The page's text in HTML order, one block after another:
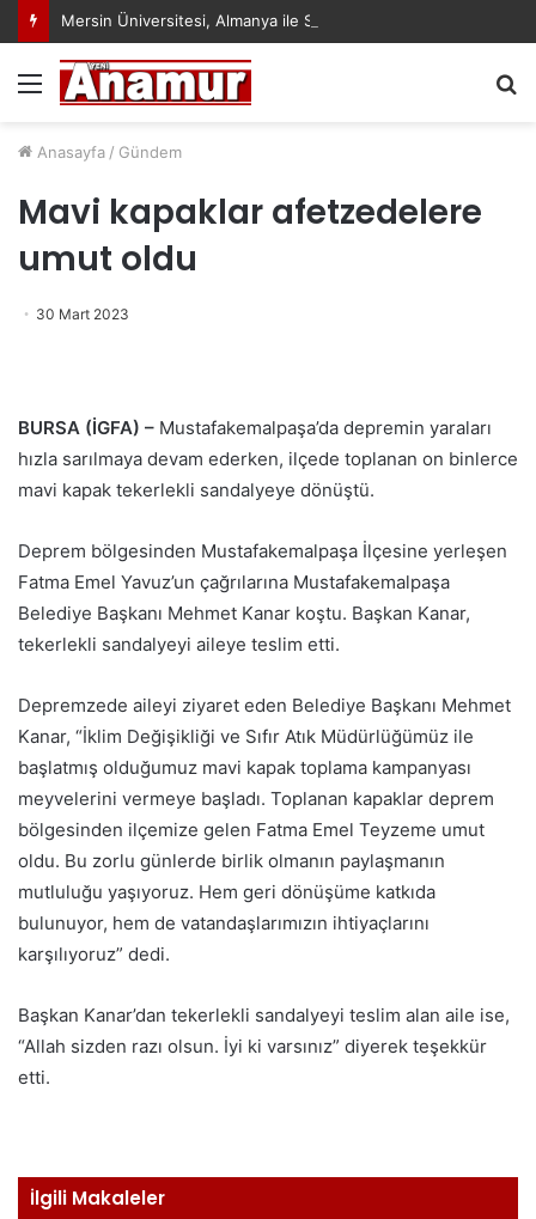
Menü
Anasayfa / Gündem
Mavi kapaklar afetzedelere
umut oldu
30 Mart 2023
BURSA (İGFA) – Mustafakemalpaşa’da depremin yaraları
hızla sarılmaya devam ederken, ilçede toplanan on binlerce
mavi kapak tekerlekli sandalyeye dönüştü.
Deprem bölgesinden Mustafakemalpaşa İlçesine yerleşen
Fatma Emel Yavuz’un çağrılarına Mustafakemalpaşa
Belediye Başkanı Mehmet Kanar koştu. Başkan Kanar,
tekerlekli sandalyeyi aileye teslim etti.
Depremzede aileyi ziyaret eden Belediye Başkanı Mehmet
Kanar, “İklim Değişikliği ve Sıfır Atık Müdürlüğümüz ile
başlatmış olduğumuz mavi kapak toplama kampanyası
meyvelerini vermeye başladı. Toplanan kapaklar deprem
bölgesinden ilçemize gelen Fatma Emel Teyzeme umut
oldu. Bu zorlu günlerde birlik olmanın paylaşmanın
mutluluğu yaşıyoruz. Hem geri dönüşüme katkıda
bulunuyor, hem de vatandaşlarımızın ihtiyaçlarını
karşılıyoruz” dedi.
Başkan Kanar’dan tekerlekli sandalyeyi teslim alan aile ise,
“Allah sizden razı olsun. İyi ki varsınız” diyerek teşekkür
etti.
İlgili Makaleler